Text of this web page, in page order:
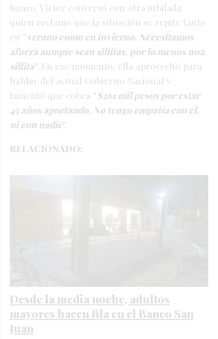
banco. Víctor conversó con otra jubilada
quien reclamó que la situación se repite tanto
en “verano como en invierno. Necesitamos
afuera aunque sean sillitas, por lo menos una
sillita”. En ese momento, ella aprovechó para
hablar del actual Gobierno Nacional y
lamentó que cobra “$261 mil pesos por estar
45 años aportando. No tengo empatía con él,
ni con nadie”.
RELACIONADO:
Desde la media noche, adultos
mayores hacen fila en el Banco San
Juan